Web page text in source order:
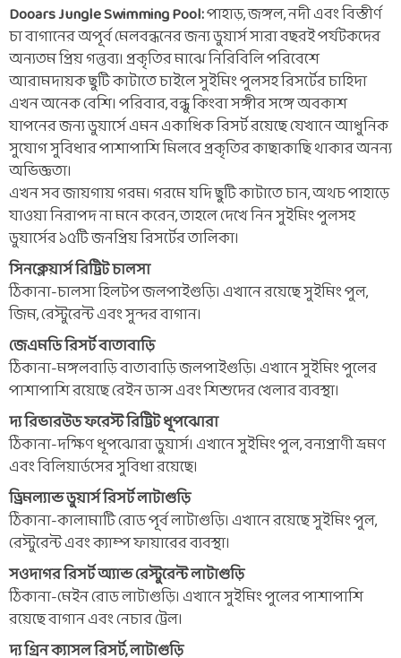
Dooars Jungle Swimming Pool:পাহাড়, জঙ্গল, নদী এবং বিস্তীর্ণ
চা বাগানের অপূর্ব মেলবন্ধনের জন্য ডুয়ার্স সারা বছরই পর্যটকদের
অন্যতম প্রিয় গন্তব্য। প্রকৃতির মাঝে নিরিবিলি পরিবেশে
আরামদায়ক ছুটি কাটাতে চাইলে সুইমিং পুলসহ রিসর্টের চাহিদা
এখন অনেক বেশি। পরিবার, বন্ধু কিংবা সঙ্গীর সঙ্গে অবকাশ
যাপনের জন্য ডুয়ার্সে এমন একাধিক রিসর্ট রয়েছে যেখানে আধুনিক
সুযোগ সুবিধার পাশাপাশি মিলবে প্রকৃতির কাছাকাছি থাকার অনন্য
অভিজ্ঞতা।
এখন সব জায়গায় গরম। গরমে যদি ছুটি কাটাতে চান, অথচ পাহাড়ে
যাওয়া নিরাপদ না মনে করেন, তাহলে দেখে নিন সুইমিং পুলসহ
ডুয়ার্সের ১৫টি জনপ্রিয় রিসর্টের তালিকা।
সিনক্লেয়ার্স রিট্রিট চালসা
ঠিকানা-চালসা হিলটপ জলপাইগুড়ি। এখানে রয়েছে সুইমিং পুল,
জিম, রেস্টুরেন্ট এবং সুন্দর বাগান।
জেএমডি রিসর্ট বাতাবাড়ি
ঠিকানা-মঙ্গলবাড়ি বাতাবাড়ি জলপাইগুড়ি। এখানে সুইমিং পুলের
পাশাপাশি রয়েছে রেইন ডান্স এবং শিশুদের খেলার ব্যবস্থা।
দ্য রিভারউড ফরেস্ট রিট্রিট ধূপঝোরা
ঠিকানা-দক্ষিণ ধূপঝোরা ডুয়ার্স। এখানে সুইমিং পুল, বন্যপ্রাণী ভ্রমণ
এবং বিলিয়ার্ডসের সুবিধা রয়েছে।
ড্রিমল্যান্ড ডুয়ার্স রিসর্ট লাটাগুড়ি
ঠিকানা-কালামাটি রোড পূর্ব লাটাগুড়ি। এখানে রয়েছে সুইমিং পুল,
রেস্টুরেন্ট এবং ক্যাম্প ফায়ারের ব্যবস্থা।
সওদাগর রিসর্ট অ্যান্ড রেস্টুরেন্ট লাটাগুড়ি
ঠিকানা-মেইন রোড লাটাগুড়ি। এখানে সুইমিং পুলের পাশাপাশি
রয়েছে বাগান এবং নেচার ট্রেল।
দ্য গ্রিন ক্যাসল রিসর্ট, লাটাগুড়ি